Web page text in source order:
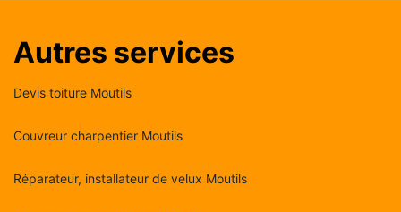
Autres services
Devis toiture Moutils
Couvreur charpentier Moutils
Réparateur, installateur de velux Moutils